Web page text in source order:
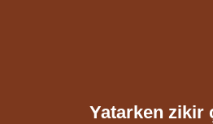
Yatarken zikir